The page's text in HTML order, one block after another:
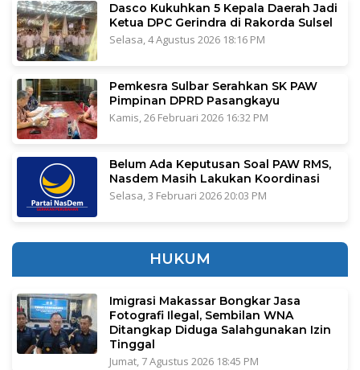
Dasco Kukuhkan 5 Kepala Daerah Jadi
Ketua DPC Gerindra di Rakorda Sulsel
Selasa, 4 Agustus 2026 18:16 PM
Pemkesra Sulbar Serahkan SK PAW
Pimpinan DPRD Pasangkayu
Kamis, 26 Februari 2026 16:32 PM
Belum Ada Keputusan Soal PAW RMS,
Nasdem Masih Lakukan Koordinasi
Selasa, 3 Februari 2026 20:03 PM
HUKUM
Imigrasi Makassar Bongkar Jasa
Fotografi Ilegal, Sembilan WNA
Ditangkap Diduga Salahgunakan Izin
Tinggal
Jumat, 7 Agustus 2026 18:45 PM